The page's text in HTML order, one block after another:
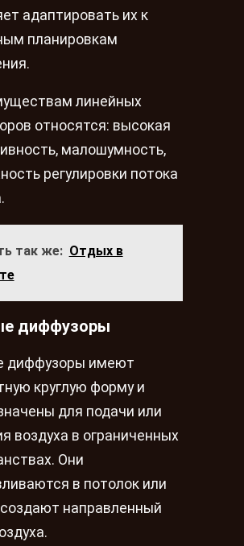
адаптировать их к
планировкам
линейных
относятся: высокая
малошумность,
регулировки потока
так же: Отдых в
диффузоры
диффузоры имеют
круглую форму и
для подачи или
воздуха в ограниченных
Они
в потолок или
создают направленный